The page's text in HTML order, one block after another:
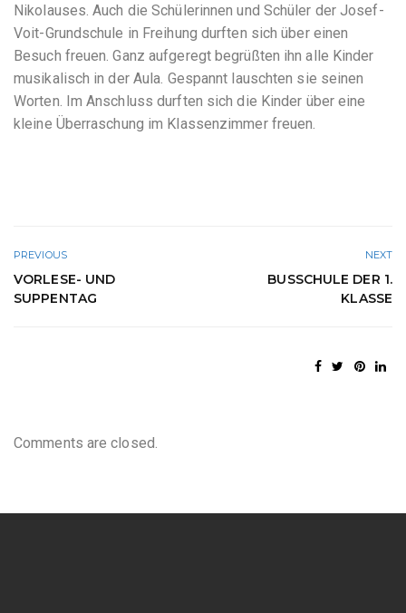
Nikolauses. Auch die Schülerinnen und Schüler der Josef-
Voit-Grundschule in Freihung durften sich über einen
Besuch freuen. Ganz aufgeregt begrüßten ihn alle Kinder
musikalisch in der Aula. Gespannt lauschten sie seinen
Worten. Im Anschluss durften sich die Kinder über eine
kleine Überraschung im Klassenzimmer freuen.
PREVIOUS
VORLESE- UND
SUPPENTAG
NEXT
BUSSCHULE DER 1.
KLASSE
Comments are closed.